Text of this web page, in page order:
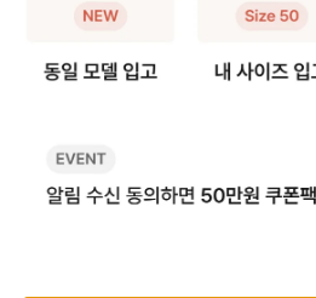
상까지 맞춤으로 가능하니 원하는 스
이는 방법 · 클
가능 · 보통은 참
편하면 수선하는 경
기간: 보증서 기
/ 이후 20~30만
시간: 공식 안
분 일주일 내외
많음 · 추가 팁:
게 확인해요.
주얼리 전문 지식을 토대로 사이즈, 가격대 등 주얼리를
빠르고 확실한 물품 이동 과정
최적화된 검수 시스템으로 빠르고 효율적으로 물품이
및 이미지로 확실하게 안내해 드려요.